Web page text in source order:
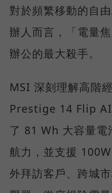
對於頻繁移動的自
辦人而言，「電量
辦公的最大殺手。
MSI 深刻理解高階
Prestige 14 Flip
了 81 Wh 大容量電
航力，並支援
外拜訪客戶、跨城